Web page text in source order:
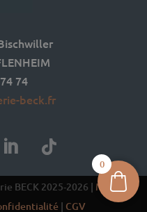
74
beck.fr
BECK 2025-2026 | Mentions
| CGV
0